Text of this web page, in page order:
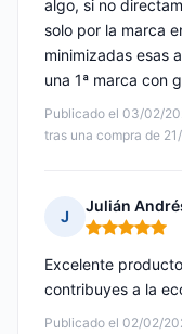
Publicado el 03/02/
tras una compra de
algo, si no
solo por la marca
minimizadas esas
una 1ª marca con
J
Julián
Nota: 5 de 5
Publicado el 02/02/
Excelente
contribuyes a la